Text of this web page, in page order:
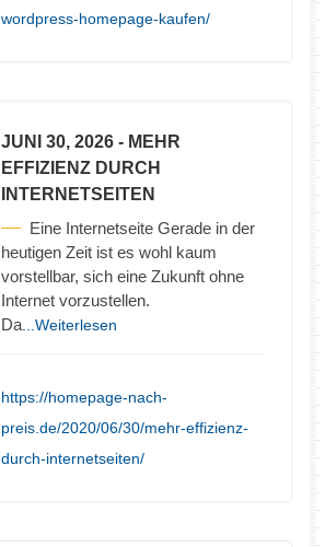
wordpress-homepage-kaufen/
JUNI 30, 2026 - MEHR
EFFIZIENZ DURCH
INTERNETSEITEN
Eine Internetseite Gerade in der
heutigen Zeit ist es wohl kaum
vorstellbar, sich eine Zukunft ohne
Internet vorzustellen.
Da ...Weiterlesen
https://homepage-nach-
preis.de/2020/06/30/mehr-effizienz-
durch-internetseiten/